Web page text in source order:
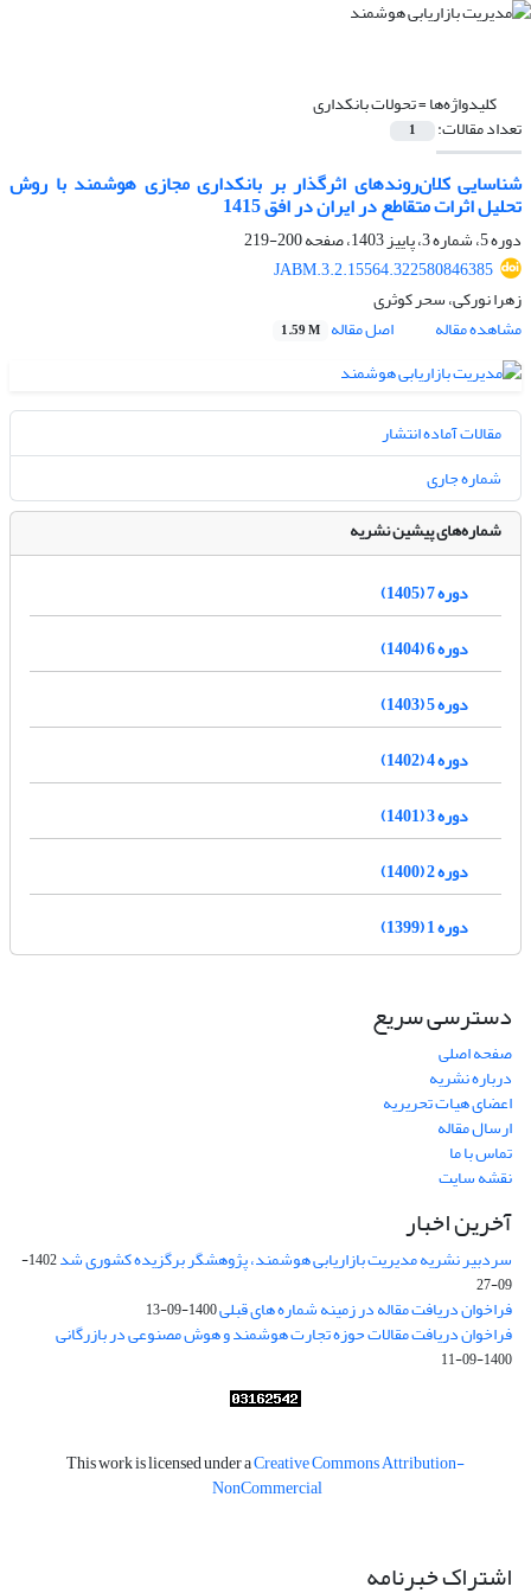
کلیدواژه‌ها =تحولات بانکداری
تعداد مقالات: 1
شناسایی کلان‌روندهای اثرگذار بر بانکداری مجازی هوشمند با روش
تحلیل اثرات متقاطع در ایران در افق 1415
دوره 5، شماره 3، پاییز 1403، صفحه
200-219
JABM.3.2.15564.322580846385
زهرا نورکی، سحر کوثری
مشاهده مقاله
اصل مقاله 1.59 M
مقالات آماده انتشار
شماره جاری
شماره‌های پیشین نشریه
دوره 7 (1405)
دوره 6 (1404)
دوره 5 (1403)
دوره 4 (1402)
دوره 3 (1401)
دوره 2 (1400)
دوره 1 (1399)
دسترسی سریع
صفحه اصلی
درباره نشریه
اعضای هیات تحریریه
ارسال مقاله
تماس با ما
نقشه سایت
آخرین اخبار
سردبیر نشریه مدیریت بازاریابی هوشمند، پژوهشگر برگزیده کشوری شد
1402-
09-27
فراخوان دریافت مقاله در زمینه شماره های قبلی1400-09-13
فراخوان دریافت مقالات حوزه تجارت هوشمند و هوش مصنوعی در بازرگانی
1400-09-11
This work is licensed under aCreative Commons Attribution-
NonCommercial
اشتراک خبرنامه